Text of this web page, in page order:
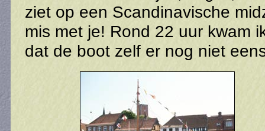
ziet op een Scandinavische
mis met je! Rond 22 uur kwam
dat de boot zelf er nog niet